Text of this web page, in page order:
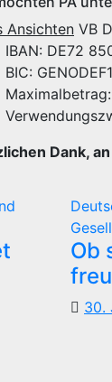
Ansichten VB
IBAN: DE72
BIC:
Dank,
Ob
30.